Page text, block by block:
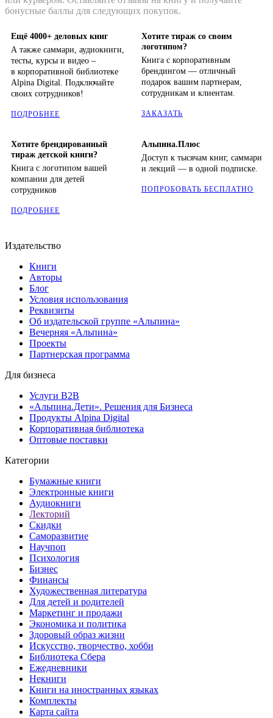
бонусные баллы для следующих покупок.
Ещё 4000+ деловых книг
А также саммари, аудиокниги,
тесты, курсы и видео –
в корпоративной библиотеке
Alpina Digital. Подключайте
своих сотрудников!
ПОДРОБНЕЕ
Хотите тираж со своим
логотипом?
Книга с корпоративным
брендингом — отличный
подарок вашим партнерам,
сотрудникам и клиентам.
ЗАКАЗАТЬ
Хотите брендированный
тираж детской книги?
Книга с логотипом вашей
компании для детей
сотрудников
ПОДРОБНЕЕ
Альпина.Плюс
Доступ к тысячам книг, саммари
и лекций — в одной подписке.
ПОПРОБОВАТЬ БЕСПЛАТНО
Издательство
Книги
Авторы
Блог
Условия использования
Реквизиты
Об издательской группе «Альпина»
Вечерняя «Альпина»
Проекты
Партнерская программа
Для бизнеса
Услуги B2B
«Альпина.Дети». Решения для Бизнеса
Продукты Alpina Digital
Корпоративная библиотека
Оптовые поставки
Категории
Бумажные книги
Электронные книги
Аудиокниги
Лекторий
Скидки
Саморазвитие
Научпоп
Психология
Бизнес
Финансы
Художественная литература
Для детей и родителей
Маркетинг и продажи
Экономика и политика
Здоровый образ жизни
Искусство, творчество, хобби
Библиотека Сбера
Ежедневники
Некниги
Книги на иностранных языках
Комплекты
Карта сайта